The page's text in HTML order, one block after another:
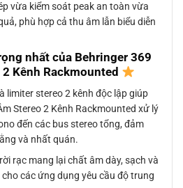
vừa kiểm soát peak an toàn vừa
phù hợp cả thu âm lẫn biểu diễn
nhất của Behringer 369
Kênh Rackmounted
limiter stereo 2 kênh độc lập giúp
Stereo 2 Kênh Rackmounted xử lý
đến các bus stereo tổng, đảm
và nhất quán.
rạc mang lại chất âm dày, sạch và
các ứng dụng yêu cầu độ trung